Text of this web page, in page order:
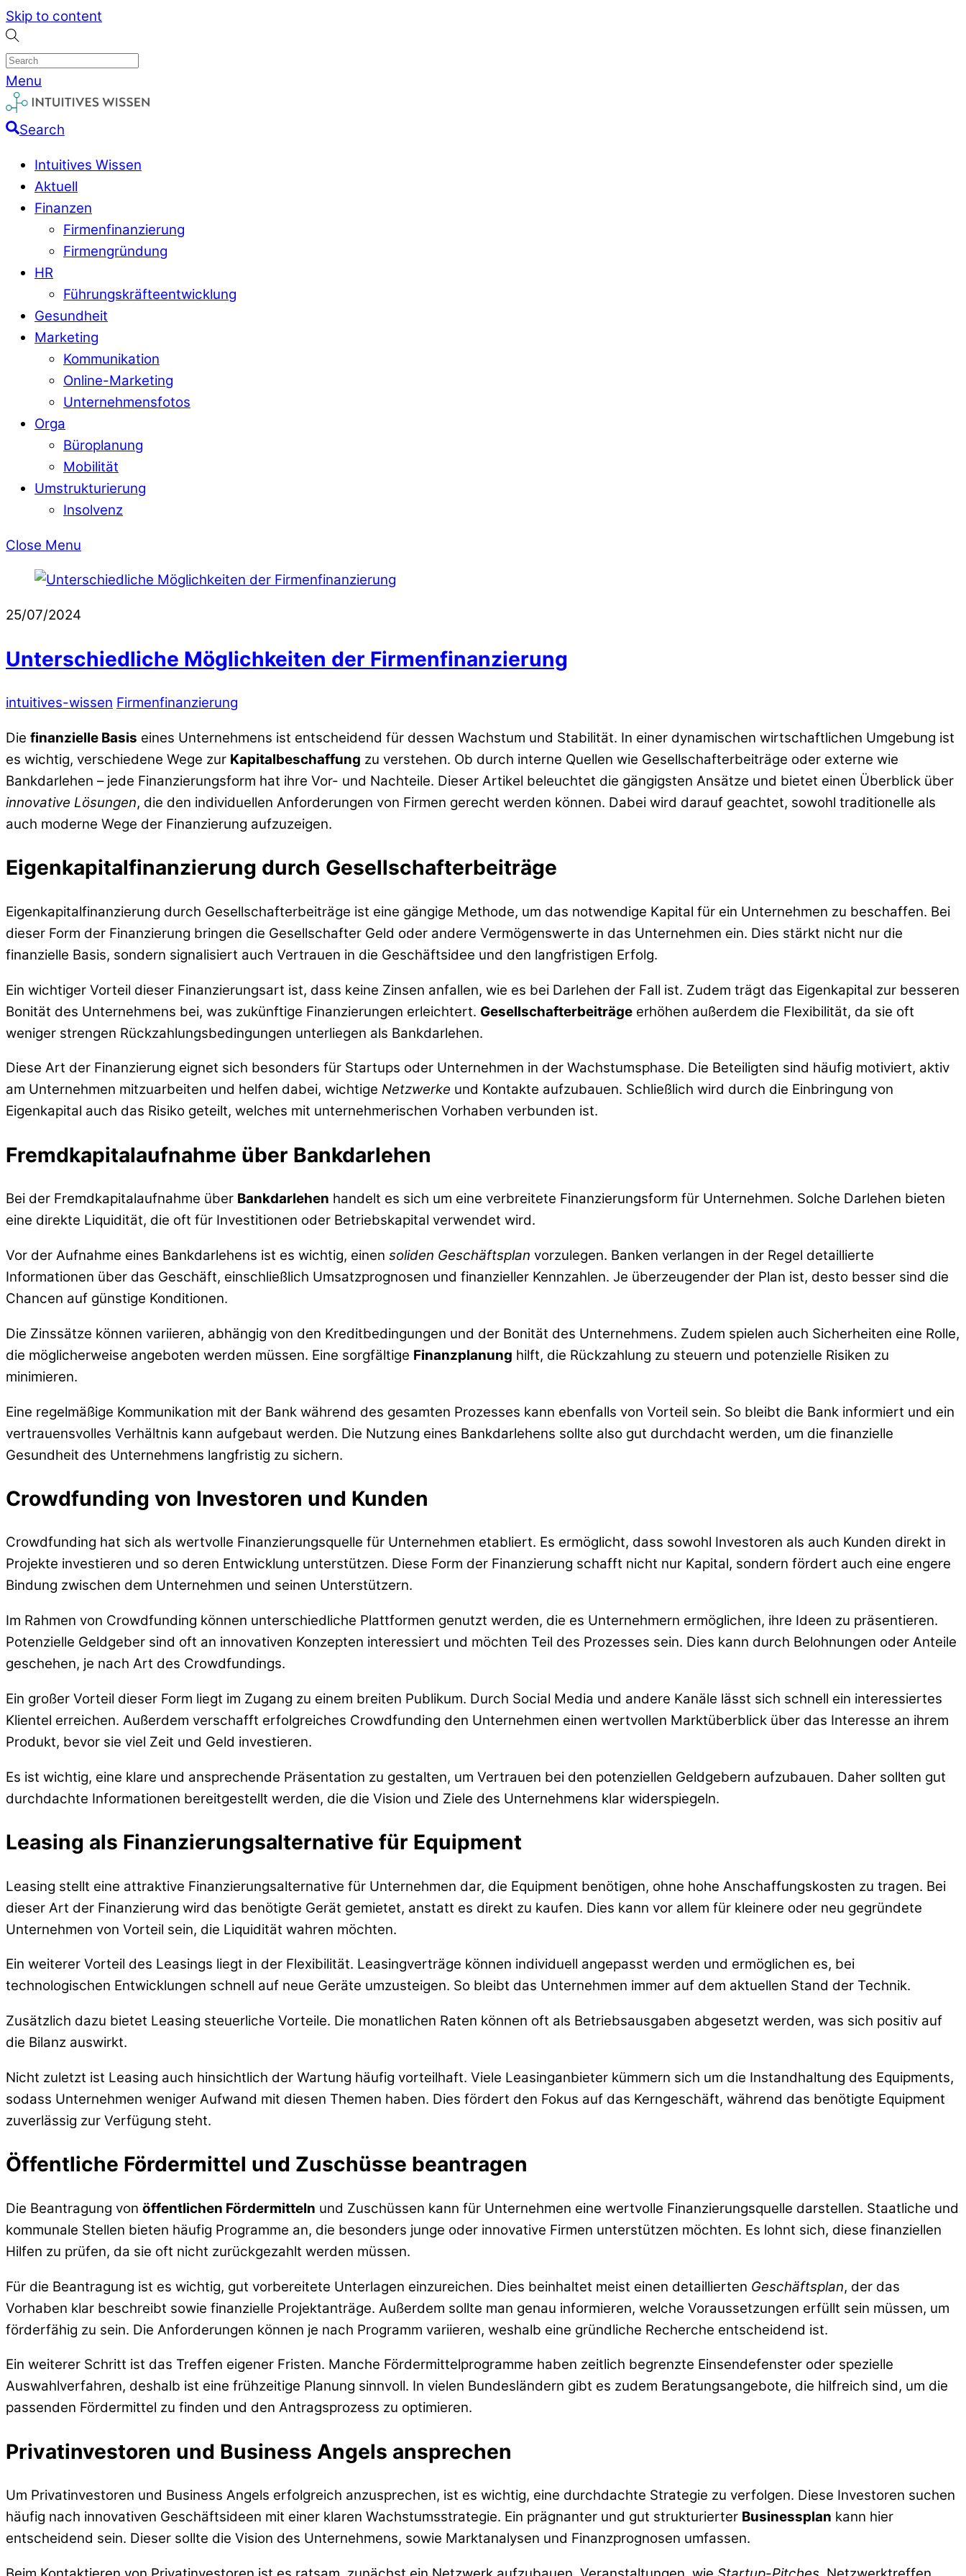
Skip to content
Menu
Search
Intuitives Wissen
Aktuell
Finanzen
Firmenfinanzierung
Firmengründung
HR
Führungskräfteentwicklung
Gesundheit
Marketing
Kommunikation
Online-Marketing
Unternehmensfotos
Orga
Büroplanung
Mobilität
Umstrukturierung
Insolvenz
Close Menu
25/07/2024
Unterschiedliche Möglichkeiten der Firmenfinanzierung
intuitives-wissen Firmenfinanzierung
Die finanzielle Basis eines Unternehmens ist entscheidend für dessen Wachstum und Stabilität. In einer dynamischen wirtschaftlichen Umgebung ist
es wichtig, verschiedene Wege zur Kapitalbeschaffung zu verstehen. Ob durch interne Quellen wie Gesellschafterbeiträge oder externe wie
Bankdarlehen – jede Finanzierungsform hat ihre Vor- und Nachteile. Dieser Artikel beleuchtet die gängigsten Ansätze und bietet einen Überblick über
innovative Lösungen, die den individuellen Anforderungen von Firmen gerecht werden können. Dabei wird darauf geachtet, sowohl traditionelle als
auch moderne Wege der Finanzierung aufzuzeigen.
Eigenkapitalfinanzierung durch Gesellschafterbeiträge
Eigenkapitalfinanzierung durch Gesellschafterbeiträge ist eine gängige Methode, um das notwendige Kapital für ein Unternehmen zu beschaffen. Bei
dieser Form der Finanzierung bringen die Gesellschafter Geld oder andere Vermögenswerte in das Unternehmen ein. Dies stärkt nicht nur die
finanzielle Basis, sondern signalisiert auch Vertrauen in die Geschäftsidee und den langfristigen Erfolg.
Ein wichtiger Vorteil dieser Finanzierungsart ist, dass keine Zinsen anfallen, wie es bei Darlehen der Fall ist. Zudem trägt das Eigenkapital zur besseren
Bonität des Unternehmens bei, was zukünftige Finanzierungen erleichtert. Gesellschafterbeiträge erhöhen außerdem die Flexibilität, da sie oft
weniger strengen Rückzahlungsbedingungen unterliegen als Bankdarlehen.
Diese Art der Finanzierung eignet sich besonders für Startups oder Unternehmen in der Wachstumsphase. Die Beteiligten sind häufig motiviert, aktiv
am Unternehmen mitzuarbeiten und helfen dabei, wichtige Netzwerke und Kontakte aufzubauen. Schließlich wird durch die Einbringung von
Eigenkapital auch das Risiko geteilt, welches mit unternehmerischen Vorhaben verbunden ist.
Fremdkapitalaufnahme über Bankdarlehen
Bei der Fremdkapitalaufnahme über Bankdarlehen handelt es sich um eine verbreitete Finanzierungsform für Unternehmen. Solche Darlehen bieten
eine direkte Liquidität, die oft für Investitionen oder Betriebskapital verwendet wird.
Vor der Aufnahme eines Bankdarlehens ist es wichtig, einen soliden Geschäftsplan vorzulegen. Banken verlangen in der Regel detaillierte
Informationen über das Geschäft, einschließlich Umsatzprognosen und finanzieller Kennzahlen. Je überzeugender der Plan ist, desto besser sind die
Chancen auf günstige Konditionen.
Die Zinssätze können variieren, abhängig von den Kreditbedingungen und der Bonität des Unternehmens. Zudem spielen auch Sicherheiten eine Rolle,
die möglicherweise angeboten werden müssen. Eine sorgfältige Finanzplanung hilft, die Rückzahlung zu steuern und potenzielle Risiken zu
minimieren.
Eine regelmäßige Kommunikation mit der Bank während des gesamten Prozesses kann ebenfalls von Vorteil sein. So bleibt die Bank informiert und ein
vertrauensvolles Verhältnis kann aufgebaut werden. Die Nutzung eines Bankdarlehens sollte also gut durchdacht werden, um die finanzielle
Gesundheit des Unternehmens langfristig zu sichern.
Crowdfunding von Investoren und Kunden
Crowdfunding hat sich als wertvolle Finanzierungsquelle für Unternehmen etabliert. Es ermöglicht, dass sowohl Investoren als auch Kunden direkt in
Projekte investieren und so deren Entwicklung unterstützen. Diese Form der Finanzierung schafft nicht nur Kapital, sondern fördert auch eine engere
Bindung zwischen dem Unternehmen und seinen Unterstützern.
Im Rahmen von Crowdfunding können unterschiedliche Plattformen genutzt werden, die es Unternehmern ermöglichen, ihre Ideen zu präsentieren.
Potenzielle Geldgeber sind oft an innovativen Konzepten interessiert und möchten Teil des Prozesses sein. Dies kann durch Belohnungen oder Anteile
geschehen, je nach Art des Crowdfundings.
Ein großer Vorteil dieser Form liegt im Zugang zu einem breiten Publikum. Durch Social Media und andere Kanäle lässt sich schnell ein interessiertes
Klientel erreichen. Außerdem verschafft erfolgreiches Crowdfunding den Unternehmen einen wertvollen Marktüberblick über das Interesse an ihrem
Produkt, bevor sie viel Zeit und Geld investieren.
Es ist wichtig, eine klare und ansprechende Präsentation zu gestalten, um Vertrauen bei den potenziellen Geldgebern aufzubauen. Daher sollten gut
durchdachte Informationen bereitgestellt werden, die die Vision und Ziele des Unternehmens klar widerspiegeln.
Leasing als Finanzierungsalternative für Equipment
Leasing stellt eine attraktive Finanzierungsalternative für Unternehmen dar, die Equipment benötigen, ohne hohe Anschaffungskosten zu tragen. Bei
dieser Art der Finanzierung wird das benötigte Gerät gemietet, anstatt es direkt zu kaufen. Dies kann vor allem für kleinere oder neu gegründete
Unternehmen von Vorteil sein, die Liquidität wahren möchten.
Ein weiterer Vorteil des Leasings liegt in der Flexibilität. Leasingverträge können individuell angepasst werden und ermöglichen es, bei
technologischen Entwicklungen schnell auf neue Geräte umzusteigen. So bleibt das Unternehmen immer auf dem aktuellen Stand der Technik.
Zusätzlich dazu bietet Leasing steuerliche Vorteile. Die monatlichen Raten können oft als Betriebsausgaben abgesetzt werden, was sich positiv auf
die Bilanz auswirkt.
Nicht zuletzt ist Leasing auch hinsichtlich der Wartung häufig vorteilhaft. Viele Leasinganbieter kümmern sich um die Instandhaltung des Equipments,
sodass Unternehmen weniger Aufwand mit diesen Themen haben. Dies fördert den Fokus auf das Kerngeschäft, während das benötigte Equipment
zuverlässig zur Verfügung steht.
Öffentliche Fördermittel und Zuschüsse beantragen
Die Beantragung von öffentlichen Fördermitteln und Zuschüssen kann für Unternehmen eine wertvolle Finanzierungsquelle darstellen. Staatliche und
kommunale Stellen bieten häufig Programme an, die besonders junge oder innovative Firmen unterstützen möchten. Es lohnt sich, diese finanziellen
Hilfen zu prüfen, da sie oft nicht zurückgezahlt werden müssen.
Für die Beantragung ist es wichtig, gut vorbereitete Unterlagen einzureichen. Dies beinhaltet meist einen detaillierten Geschäftsplan, der das
Vorhaben klar beschreibt sowie finanzielle Projektanträge. Außerdem sollte man genau informieren, welche Voraussetzungen erfüllt sein müssen, um
förderfähig zu sein. Die Anforderungen können je nach Programm variieren, weshalb eine gründliche Recherche entscheidend ist.
Ein weiterer Schritt ist das Treffen eigener Fristen. Manche Fördermittelprogramme haben zeitlich begrenzte Einsendefenster oder spezielle
Auswahlverfahren, deshalb ist eine frühzeitige Planung sinnvoll. In vielen Bundesländern gibt es zudem Beratungsangebote, die hilfreich sind, um die
passenden Fördermittel zu finden und den Antragsprozess zu optimieren.
Privatinvestoren und Business Angels ansprechen
Um Privatinvestoren und Business Angels erfolgreich anzusprechen, ist es wichtig, eine durchdachte Strategie zu verfolgen. Diese Investoren suchen
häufig nach innovativen Geschäftsideen mit einer klaren Wachstumsstrategie. Ein prägnanter und gut strukturierter Businessplan kann hier
entscheidend sein. Dieser sollte die Vision des Unternehmens, sowie Marktanalysen und Finanzprognosen umfassen.